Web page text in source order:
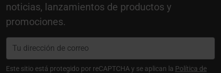
noticias, lanzamientos de productos y
promociones.
Este sitio está protegido por reCAPTCHA y se aplican la Política de